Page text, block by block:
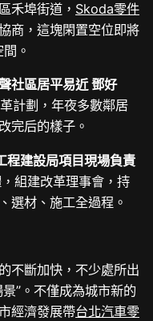
禾埠街道， Skoda零件
商，這塊閑置空位即將
。
社區居平易近鄧好
計劃，年夜多數鄰居
完后的樣子。
程建設局項目現場負責
組建改革理事會，持
選材、施工全過程。
不斷加快，不少處所出
”。不僅成為城市新的
經濟發展帶台北汽車零